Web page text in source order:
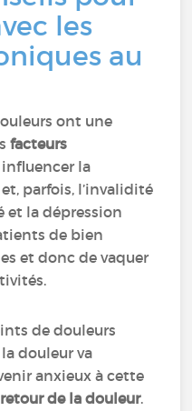
les
au
ont une
facteurs
la
parfois, l’invalidité
et la dépression
de bien
et donc de vaquer
de douleurs
douleur va
anxieux à cette
de la douleur.